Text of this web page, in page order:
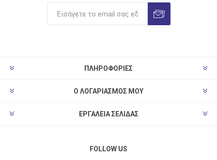
ΠΛΗΡΟΦΟΡΊΕΣ
Ο ΛΟΓΑΡΙΑΣΜΌΣ ΜΟΥ
ΕΡΓΑΛΕΊΑ ΣΕΛΊΔΑΣ
FOLLOW US